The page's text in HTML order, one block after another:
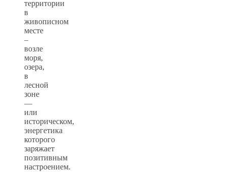
территории
в
живописном
месте
–
возле
моря,
озера,
в
лесной
зоне
—
или
историческом,
энергетика
которого
заряжает
позитивным
настроением.